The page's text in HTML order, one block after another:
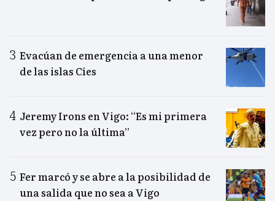
Evacúan de emergencia a una menor
de las islas Cíes
Jeremy Irons en Vigo: “Es mi primera
vez pero no la última”
Fer marcó y se abre a la posibilidad de
una salida que no sea a Vigo